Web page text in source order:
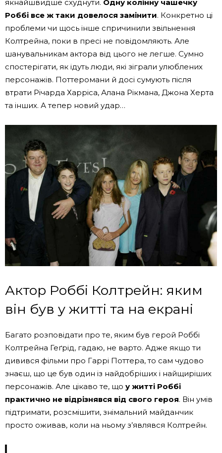
якнайшвидше схуднути. Одну колінну чашечку
Роббі все ж таки довелося замінити. Конкретно ці
проблеми чи щось інше спричинили звільнення
Колтрейна, поки в пресі не повідомляють. Але
шанувальникам актора від цього не легше. Сумно
спостерігати, як ідуть люди, які зіграли улюблених
персонажів. Поттеромани й досі сумують після
втрати Річарда Харріса, Алана Рікмана, Джона Херта
та інших. А тепер новий удар…
Актор Роббі Колтрейн: яким
він був у житті та на екрані
Багато розповідати про те, яким був герой Роббі
Колтрейна Геґрід, гадаю, не варто. Адже якщо ти
дивився фільми про Гаррі Поттера, то сам чудово
знаєш, що це був один із найдобріших і найщиріших
персонажів. Але цікаво те, що у житті Роббі
практично не відрізнявся від свого героя. Він умів
підтримати, розсмішити, знімальний майданчик
просто оживав, коли на ньому з’являвся Колтрейн.